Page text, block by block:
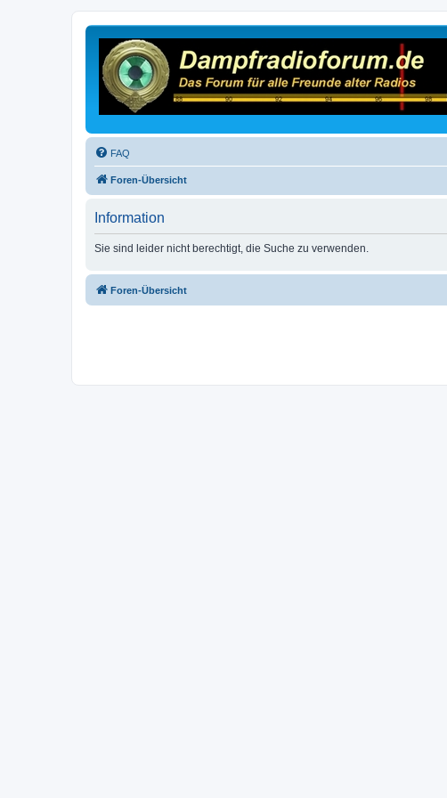
FAQ
Foren-Übersicht
Information
Sie sind leider nicht berechtigt, die Suche zu verwenden.
Foren-Übersicht